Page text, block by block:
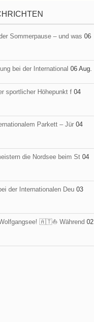
Sommerpause – und was 06
bei der International 06 Aug.
sportlicher Höhepunkt f 04
Parkett – Jür 04
die Nordsee beim St 04
der Internationalen Deu 03
🇦🇹⛵ Während 02